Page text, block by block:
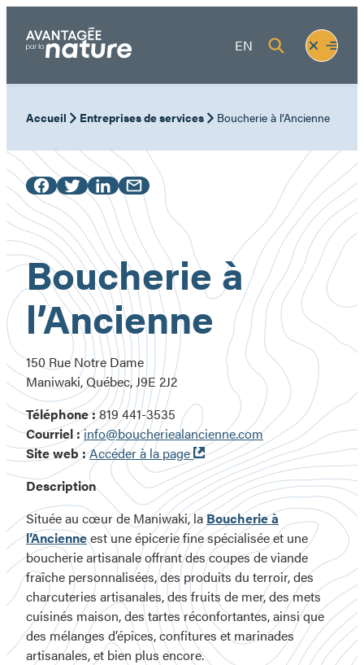
contenu
EN
Fermer
le
menu
Ouvrir
le
Accueil Entreprises de services Boucherie à l’Ancienne
Boucherie à
l’Ancienne
150 Rue Notre Dame
Maniwaki, Québec, J9E 2J2
Téléphone :819 441-3535
Courriel :info@boucheriealancienne.com
Site web :Accéder à la page Ouvre
dans
une
nouvelle
fenêtre
Description
Située au cœur de Maniwaki, laBoucherie à
l’Ancienneest une épicerie fine spécialisée et une
boucherie artisanale offrant des coupes de viande
fraîche personnalisées, des produits du terroir, des
charcuteries artisanales, des fruits de mer, des mets
cuisinés maison, des tartes réconfortantes, ainsi que
des mélanges d’épices, confitures et marinades
artisanales, et bien plus encore.